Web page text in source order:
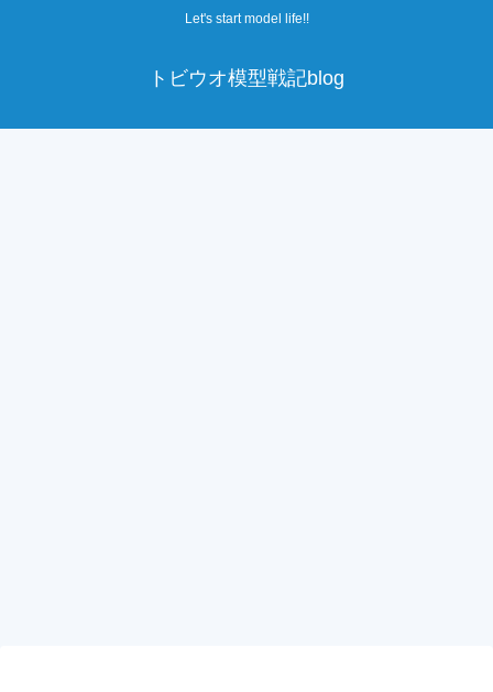
Let's start model life!!
トビウオ模型戦記blog